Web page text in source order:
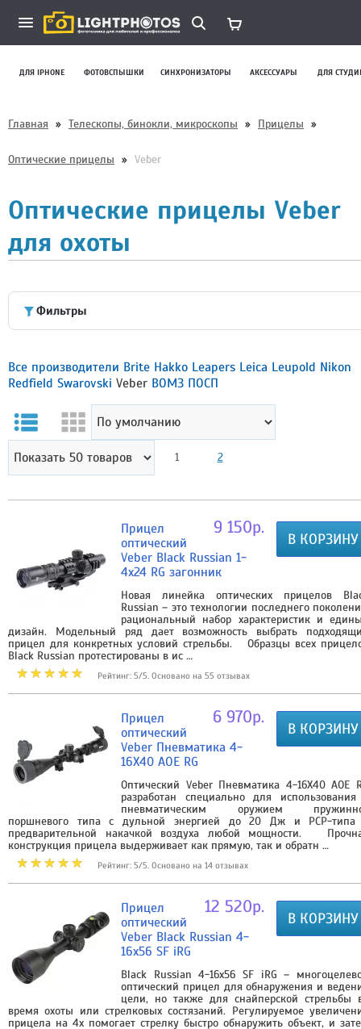
ДЛЯ IPHONE ФОТОВСПЫШКИ СИНХРОНИЗАТОРЫ АКСЕССУАРЫ ДЛЯ
Главная » Телескопы, бинокли, микроскопы » Прицелы »
Оптические прицелы » Veber
Оптические прицелы Veber
для охоты
Фильтры
Все производители Brite Hakko Leapers Leica Leupold Nikon
Redfield Swarovski Veber ВОМЗ ПОСП
1 2
В КОРЗИНУ
9 150р.
Прицел
оптический
Veber Black Russian 1-
4х24 RG загонник
Новая линейка оптических прицелов
Russian – это технологии последнего
рациональный набор характеристик и
дизайн. Модельный ряд дает возможность выбрать
прицел для конкретных условий стрельбы. Образцы всех
Black Russian протестированы в ис …
Рейтинг: 5/5. Основано на 55 отзывах
В КОРЗИНУ
6 970р.
Прицел
оптический
Veber Пневматика 4-
16X40 AOE RG
Оптический Veber Пневматика 4-16Х40 AOE
разработан специально для
пневматическим оружием
поршневого типа с дульной энергией до 20 Дж и PCP-типа
предварительной накачкой воздуха любой мощности.
конструкция прицела выдерживает как прямую, так и обратн …
Рейтинг: 5/5. Основано на 14 отзывах
В КОРЗИНУ
12 520р.
Прицел
оптический
Veber Black Russian 4-
16x56 SF iRG
Black Russian 4-16x56 SF iRG –
оптический прицел для обнаружения и
цели, но также для снайперской стрельбы
время охоты или стрелковых состязаний. Регулируемое
прицела на 4х помогает стрелку быстро обнаружить объект, и